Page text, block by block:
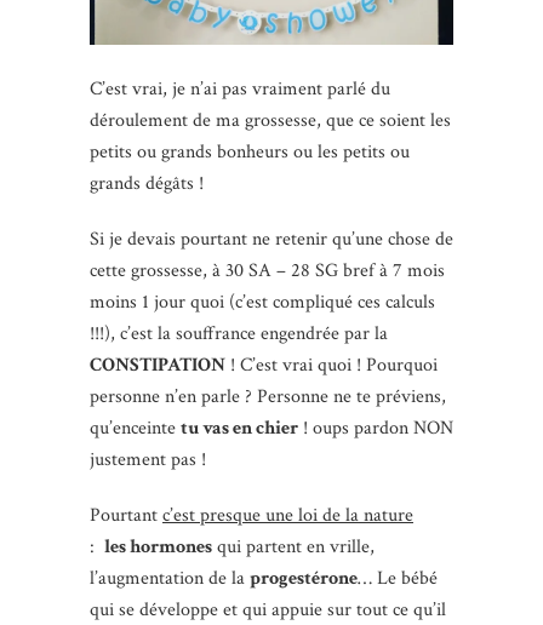
C’est vrai, je n’ai pas vraiment parlé du
déroulement de ma grossesse, que ce soient les
petits ou grands bonheurs ou les petits ou
grands dégâts !
Si je devais pourtant ne retenir qu’une chose de
cette grossesse, à 30 SA – 28 SG bref à 7 mois
moins 1 jour quoi (c’est compliqué ces calculs
!!!), c’est la souffrance engendrée par la
CONSTIPATION ! C’est vrai quoi ! Pourquoi
personne n’en parle ? Personne ne te préviens,
qu’enceintetu vas en chier ! oups pardon NON
justement pas !
Pourtantc’est presque une loi de la nature
: les hormonesqui partent en vrille,
l’augmentation de laprogestérone… Le bébé
qui se développe et qui appuie sur tout ce qu’il